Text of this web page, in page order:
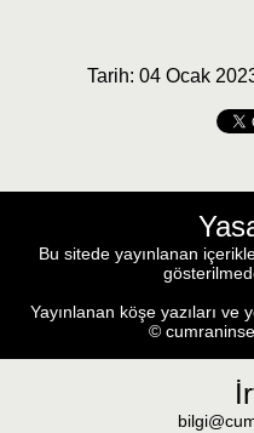
Tarih: 04 Ocak
Bu sitede yayınlanan
Yayınlanan köşe yazıları ve
©